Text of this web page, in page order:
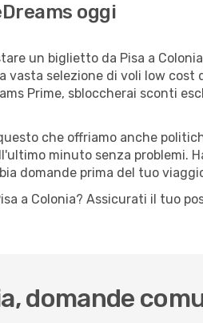
oggi
un biglietto da Pisa a
vasta selezione di voli low
Prime, sbloccherai sconti
che offriamo anche
minuto senza problemi.
domande prima del tuo
a Colonia? Assicurati il tuo
domande